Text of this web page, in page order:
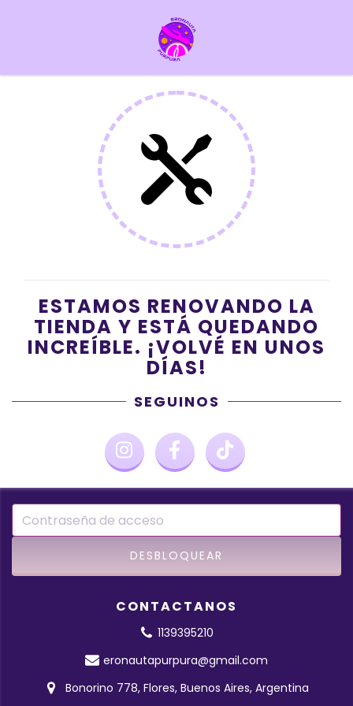
ESTAMOS RENOVANDO LA
TIENDA Y ESTÁ QUEDANDO
INCREÍBLE. ¡VOLVÉ EN UNOS
DÍAS!
SEGUINOS
CONTACTANOS
1139395210
eronautapurpura@gmail.com
Bonorino 778, Flores, Buenos Aires, Argentina